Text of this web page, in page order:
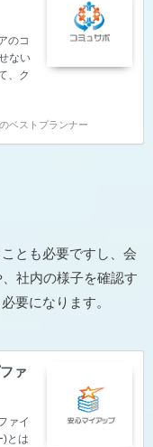
のコ
ない
、ク
、ど
用で
ュニ
から
化し
ベストプランナー
とも必要ですし、会
社内の様子を確認す
要になります。
ァ
ァイ
)とは